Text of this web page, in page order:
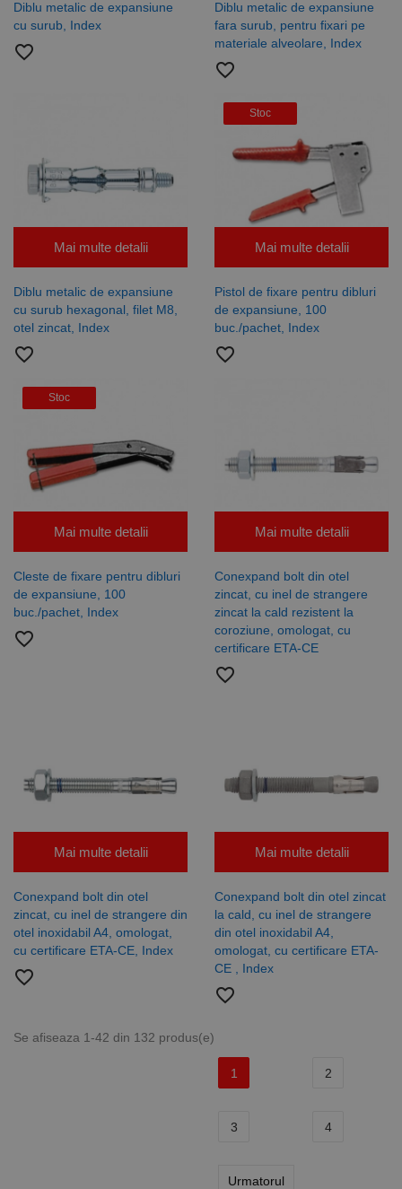
Diblu metalic de expansiune
cu surub, Index
favorite_border
Diblu metalic de expansiune
fara surub, pentru fixari pe
materiale alveolare, Index
favorite_border
Mai multe detalii
Diblu metalic de expansiune
cu surub hexagonal, filet M8,
otel zincat, Index
favorite_border
Stoc
Mai multe detalii
Pistol de fixare pentru dibluri
de expansiune, 100
buc./pachet, Index
favorite_border
Stoc
Mai multe detalii
Cleste de fixare pentru dibluri
de expansiune, 100
buc./pachet, Index
favorite_border
Mai multe detalii
Conexpand bolt din otel
zincat, cu inel de strangere
zincat la cald rezistent la
coroziune, omologat, cu
certificare ETA-CE
favorite_border
Mai multe detalii
Conexpand bolt din otel
zincat, cu inel de strangere din
otel inoxidabil A4, omologat,
cu certificare ETA-CE, Index
favorite_border
Mai multe detalii
Conexpand bolt din otel zincat
la cald, cu inel de strangere
din otel inoxidabil A4,
omologat, cu certificare ETA-
CE , Index
favorite_border
Se afiseaza 1-42 din 132 produs(e)
1 2
3 4
Urmatorul
unui număr
generat
aleatoriu ca
identificator
de client.
pentru a
calcula
datele
vizitatori,
sesiuni și
campanii
pentru
rapoartele
de analiză a
site-urilor.
_ga_DLLLWQBGGX
.rocast.ro 2 ani
Acest cookie
este folosit
de Google
Analytics
mod
normal de
un centru
de date
terță parte